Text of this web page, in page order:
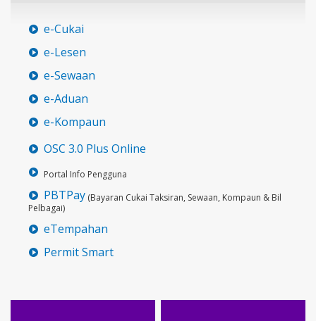
e-Cukai
e-Lesen
e-Sewaan
e-Aduan
e-Kompaun
OSC 3.0 Plus Online
Portal Info Pengguna
PBTPay (Bayaran Cukai Taksiran, Sewaan, Kompaun & Bil
Pelbagai)
eTempahan
Permit Smart